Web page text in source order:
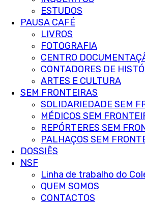
ESTUDOS
PAUSA CAFÉ
LIVROS
FOTOGRAFIA
CENTRO
CONTADORES DE
ARTES E CULTURA
SEM FRONTEIRAS
SOLIDARIEDADE SEM
MÉDICOS SEM
REPÓRTERES SEM
PALHAÇOS SEM
DOSSIÊS
NSF
Linha de trabalho do
QUEM SOMOS
CONTACTOS